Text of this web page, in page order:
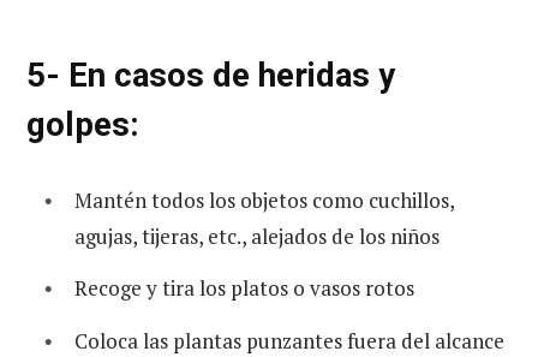
5- En casos de heridas y
golpes:
Mantén todos los objetos como cuchillos,
agujas, tijeras, etc., alejados de los niños
Recoge y tira los platos o vasos rotos
Coloca las plantas punzantes fuera del alcance